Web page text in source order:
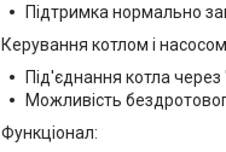
Підтримка нормально
Керування котлом і
Під'єднання котла через
Можливість
Функціонал: